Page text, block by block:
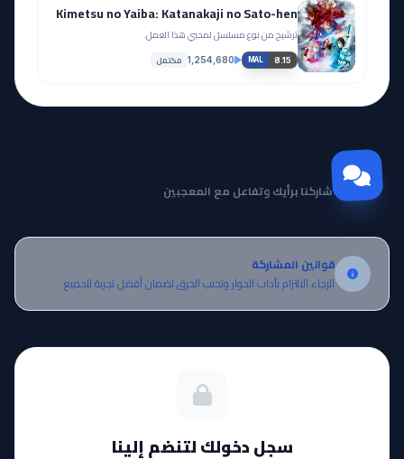
Kimetsu no Yaiba: Katanakaji no Sato-hen
ترشيح من نوع مسلسل لمحبي هذا العمل.
MAL 8.15
1,254,680 مكتمل
مجتمع Otanyuu
شاركنا برأيك وتفاعل مع المعجبين
قوانين المشاركة
الرجاء الالتزام بآداب الحوار وتجنب الحرق لضمان أفضل تجربة للجميع.
سجل دخولك لتنضم إلينا